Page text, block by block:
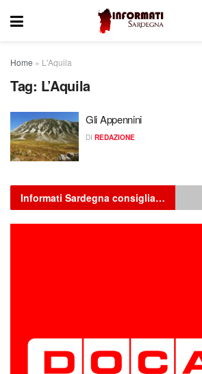
Home » L'Aquila
Tag: L’Aquila
Gli Appennini
DI REDAZIONE
Informati Sardegna consiglia…